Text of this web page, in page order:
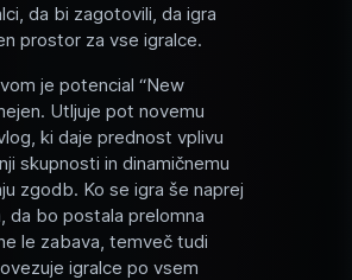
da bi zagotovili, da igra
prostor za vse igralce.
je potencial “New
Utljuje pot novemu
ki daje prednost vplivu
skupnosti in dinamičnemu
zgodb. Ko se igra še naprej
da bo postala prelomna
le zabava, temveč tudi
igralce po vsem